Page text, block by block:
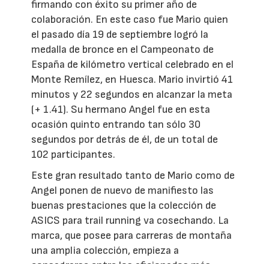
firmando con éxito su primer año de
colaboración. En este caso fue Mario quien
el pasado día 19 de septiembre logró la
medalla de bronce en el Campeonato de
España de kilómetro vertical celebrado en el
Monte Remílez, en Huesca. Mario invirtió 41
minutos y 22 segundos en alcanzar la meta
(+ 1.41). Su hermano Angel fue en esta
ocasión quinto entrando tan sólo 30
segundos por detrás de él, de un total de
102 participantes.
Este gran resultado tanto de Mario como de
Angel ponen de nuevo de manifiesto las
buenas prestaciones que la colección de
ASICS para trail running va cosechando. La
marca, que posee para carreras de montaña
una amplia colección, empieza a